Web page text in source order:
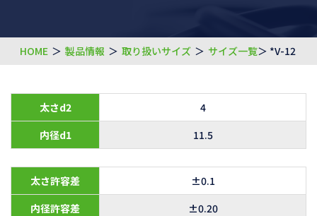
HOME ＞ 製品情報 ＞ 取り扱いサイズ ＞ サイズ一覧＞ *V-12
太さd2
4
内径d1
11.5
太さ許容差
±0.1
内径許容差
±0.20